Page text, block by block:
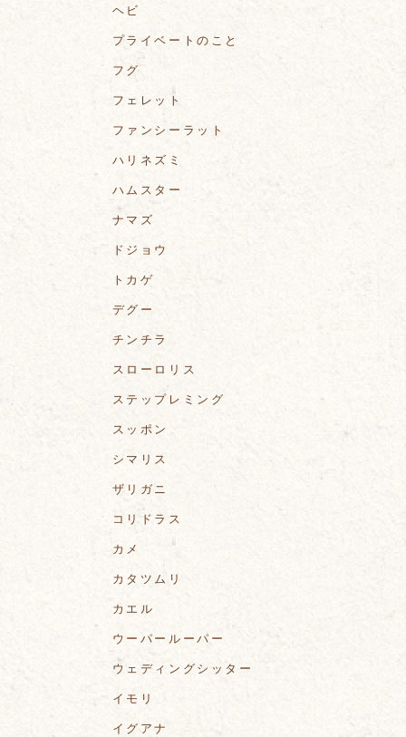
ヘビ
プライベートのこと
フグ
フェレット
ファンシーラット
ハリネズミ
ハムスター
ナマズ
ドジョウ
トカゲ
デグー
チンチラ
スローロリス
ステップレミング
スッポン
シマリス
ザリガニ
コリドラス
カメ
カタツムリ
カエル
ウーパールーパー
ウェディングシッター
イモリ
イグアナ